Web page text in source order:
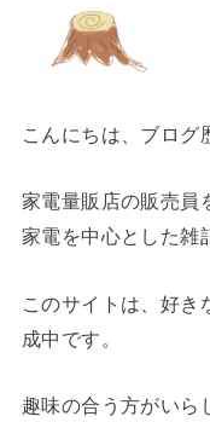
こんにちは、ブログ
家電量販店の販売員
家電を中心とした雑
このサイトは、好き
成中です。
趣味の合う方がいら